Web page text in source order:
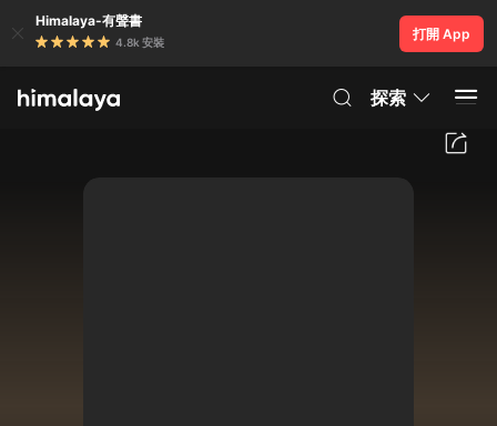
Himalaya-有聲書
4.8k 安裝
打開 App
探索